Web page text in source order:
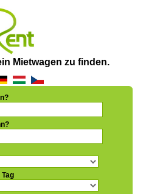
Mietwagen zu finden.